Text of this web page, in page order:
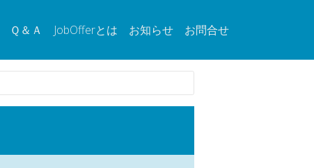
Ｑ＆Ａ JobOfferとは お知らせ お問合せ